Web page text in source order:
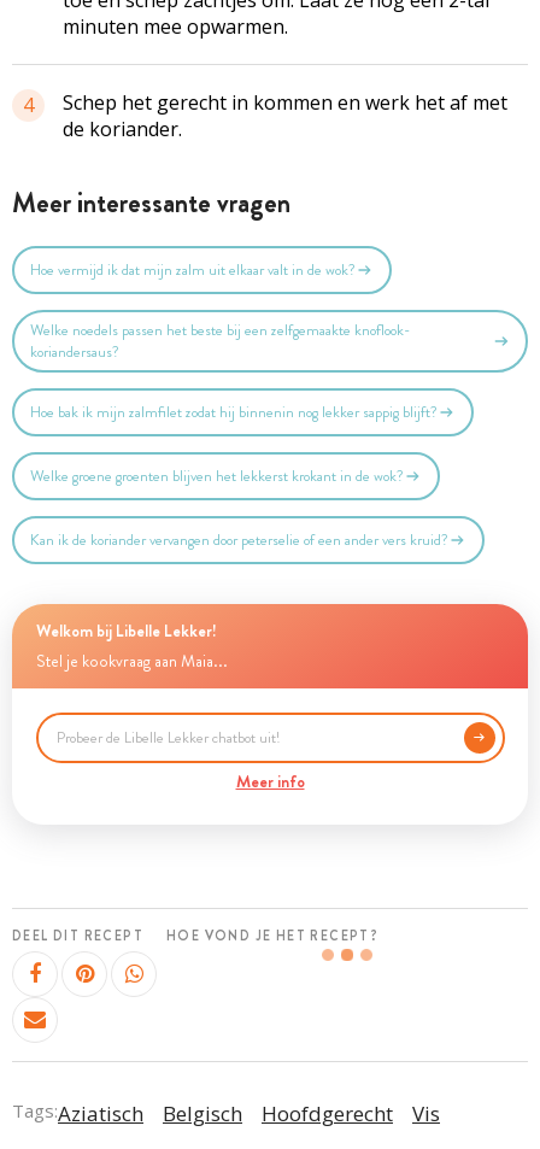
minuten mee opwarmen.
4
Schep het gerecht in kommen en werk het af met
de koriander.
Meer interessante vragen
Hoe vermijd ik dat mijn zalm uit elkaar valt in de wok?
Welke noedels passen het beste bij een zelfgemaakte knoflook-
koriandersaus?
Hoe bak ik mijn zalmfilet zodat hij binnenin nog lekker sappig blijft?
Welke groene groenten blijven het lekkerst krokant in de wok?
Kan ik de koriander vervangen door peterselie of een ander vers kruid?
Welkom bij Libelle Lekker!
Stel je kookvraag aan Maia...
Meer info
DEEL DIT RECEPT HOE VOND JE HET RECEPT?
Tags:Aziatisch Belgisch Hoofdgerecht Vis